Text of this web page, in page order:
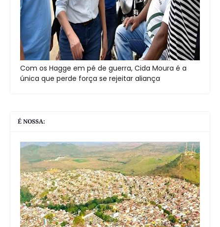
Com os Hagge em pé de guerra, Cida Moura é a
única que perde força se rejeitar aliança
É NOSSA: